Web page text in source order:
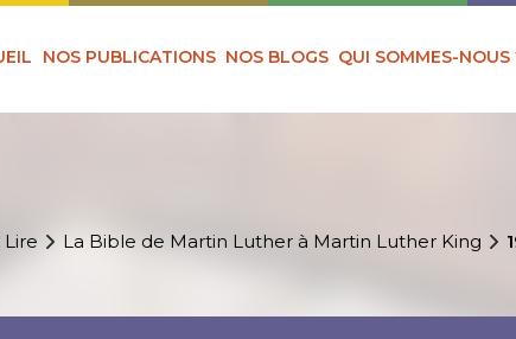
NOS PUBLICATIONS NOS BLOGS QUI SOMMES-NOUS
Lire La Bible de Martin Luther à Martin Luther King